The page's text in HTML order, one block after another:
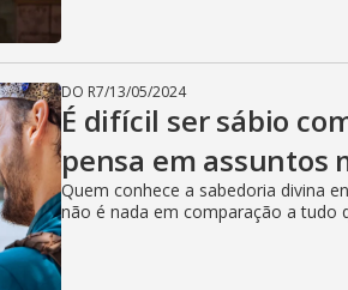
DO R7/13/05/2024
É difícil ser sábio
pensa em assuntos
Quem conhece a sabedoria divina
não é nada em comparação a tudo